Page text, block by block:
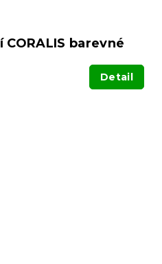
barevné
Detail